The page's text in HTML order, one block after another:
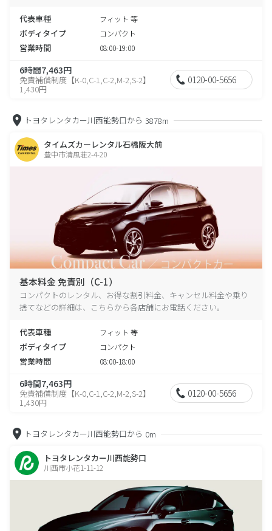
代表車種 フィット 等
ボディタイプ コンパクト
営業時間 08:00-19:00
6時間7,463円
免責補償制度【K-0,C-1,C-2,M-2,S-2】
1,430円
0120-00-5656
トヨタレンタカー川西能勢口から 3878m
タイムズカーレンタル石橋阪大前
豊中市清風荘2-4-20
基本料金 免責別（C-1）
コンパクトのレンタル、お得な割引料金、キャンセル料金や乗り
捨てなどの詳細は、こちらから各店舗にお電話ください。
代表車種 フィット 等
ボディタイプ コンパクト
営業時間 08:00-18:00
6時間7,463円
免責補償制度【K-0,C-1,C-2,M-2,S-2】
1,430円
0120-00-5656
トヨタレンタカー川西能勢口から 0m
トヨタレンタカー川西能勢口
川西市小花1-11-12